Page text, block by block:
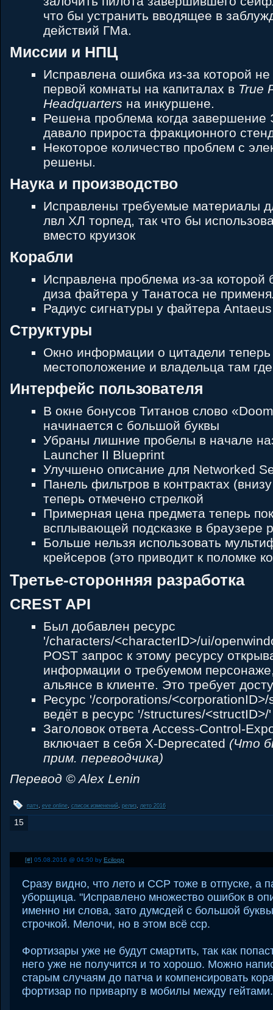
что бы устранить вводящее в
действий ГМа.
Миссии и НПЦ
Исправлена ошибка из-за которой
первой комнаты на капиталах в True
Headquarters на инкуршене.
Решена проблема когда завершение
давало прироста фракционного
Некоторое количество проблем с
решены.
Наука и производство
Исправлены требуемые материалы
лвл ХЛ торпед, так что бы
вместо круизок
Корабли
Исправлена проблема из-за которой
диза файтера у Танатоса не
Радиус сигнатуры у файтера
Структуры
Окно информации о цитадели теперь
местоположение и владельца там
Интерфейс пользователя
В окне бонусов Титанов слово
начинается с большой буквы
Убраны лишние пробелы в начале
Launcher II Blueprint
Улучшено описание для Networked
Панель фильтров в контрактах
теперь отмечено стрелкой
Примерная цена предмета теперь
всплывающей подсказке в браузере
Больше нельзя использовать
крейсеров (это приводит к поломке
Третье-сторонняя разработка
CREST API
Был добавлен ресурс
'/characters/<characterID>/ui/
POST запрос к этому ресурсу
информации о требуемом
альянсе в клиенте. Это требует
Ресурс '/corporations/
ведёт в ресурс '/structures/<structID>/'
Заголовок ответа Access-Control-
включает в себя X-Deprecated (Что
прим. переводчика)
Перевод © Alex Lenin
патч, eve online, список изменений, релиз, лето 2016
15
[#] 05.08.2016 @ 04:50 by Ecilopp
Сразу видно, что лето и ССР тоже в отпуске, а
уборщица. "Исправлено множество ошибок в
именно ни слова, зато думсдей с большой
строчкой. Мелочи, но в этом всё сср.
Фортизары уже не будут смартить, так как
него уже не получится и то хорошо. Можно
старым случаям до патча и компенсировать
фортизар по приварпу в мобилы между гейтами.